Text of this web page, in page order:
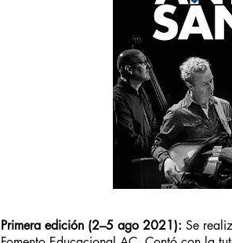
Primera edición (2–5 ago 2021): Se